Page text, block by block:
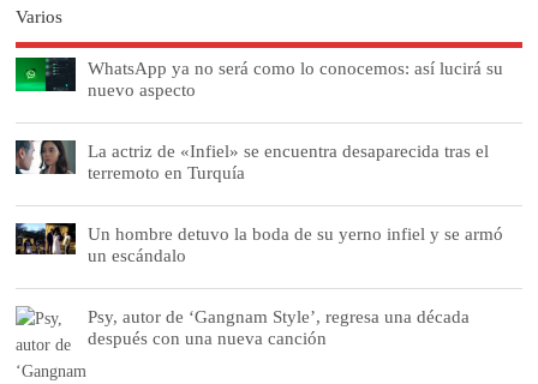
Varios
WhatsApp ya no será como lo conocemos: así lucirá su
nuevo aspecto
La actriz de «Infiel» se encuentra desaparecida tras el
terremoto en Turquía
Un hombre detuvo la boda de su yerno infiel y se armó
un escándalo
Psy, autor de ‘Gangnam Style’, regresa una década
después con una nueva canción